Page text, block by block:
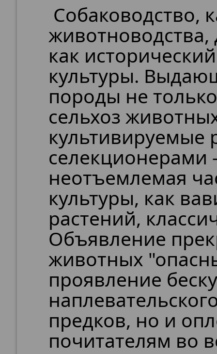
Собаководство,
животноводства,
как
культуры.
породы не
сельхоз
культивируемые
селекционерами
неотъемлемая
культуры, как
растений,
Объявление
животных
проявление
предков, но и
почитателям во